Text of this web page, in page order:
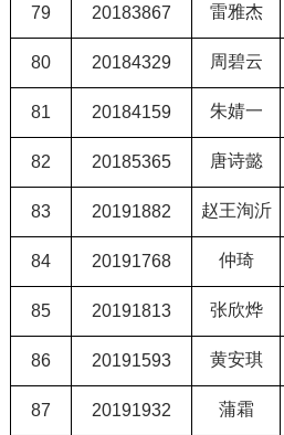
79 20183867 雷雅杰
80 20184329 周碧云
81 20184159 朱婧一
82 20185365 唐诗懿
83 20191882 赵王洵沂
84 20191768 仲琦
85 20191813 张欣烨
86 20191593 黄安琪
87 20191932 蒲霜